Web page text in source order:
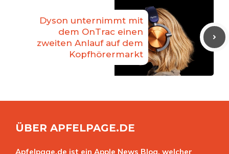
Dyson unternimmt mit
dem OnTrac einen
zweiten Anlauf auf dem
Kopfhörermarkt
ÜBER APFELPAGE.DE
Apfelpage.de ist ein Apple News Blog, welcher